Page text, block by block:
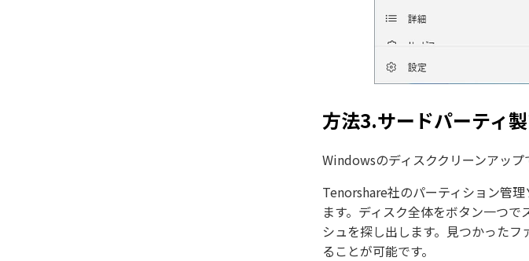
方法3.サードパーティ
Windowsのディスククリーンアッ
Tenorshare社のパーティション管理
ます。ディスク全体をボタン一つ
シュを探し出します。見つかった
ることが可能です。